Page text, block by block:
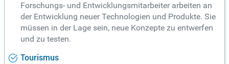
Forschungs- und Entwicklungsmitarbeiter arbeiten an
der Entwicklung neuer Technologien und Produkte. Sie
müssen in der Lage sein, neue Konzepte zu entwerfen
und zu testen.
Tourismus